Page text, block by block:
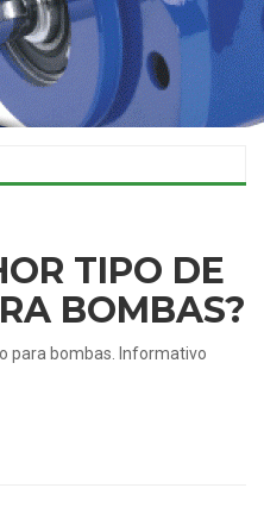
TIPO DE
BOMBAS?
para bombas.
Informativo